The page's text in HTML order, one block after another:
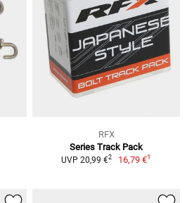
RFX
Series Track Pack
UVP 20,99 €2 16,79 €1